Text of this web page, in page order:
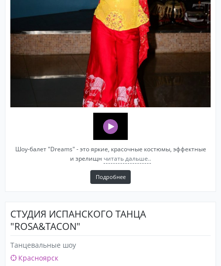
Шоу-балет "Dreams" - это яркие, красочные костюмы, эффектные
и зрелищн читать дальше..
Подробнее
СТУДИЯ ИСПАНСКОГО ТАНЦА
"ROSA&TACON"
Танцевальные шоу
Красноярск